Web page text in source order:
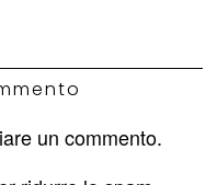
un commento.